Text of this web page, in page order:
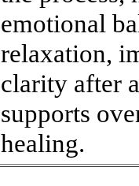
emotional
relaxation,
clarity after
supports
healing.